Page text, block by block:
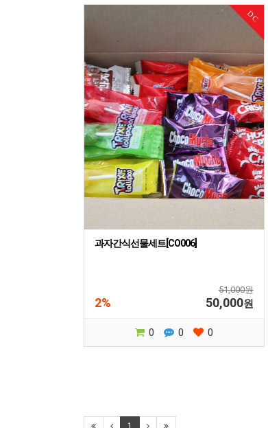
DC
과자간식선물세트[CO006]
51,000원
2% 50,000원
0 0 0
1